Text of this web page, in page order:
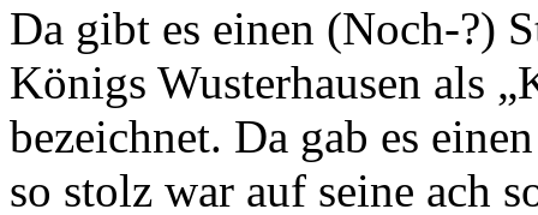
Da gibt es einen (Noch-?)
Königs Wusterhausen als
bezeichnet. Da gab es
so stolz war auf seine ach